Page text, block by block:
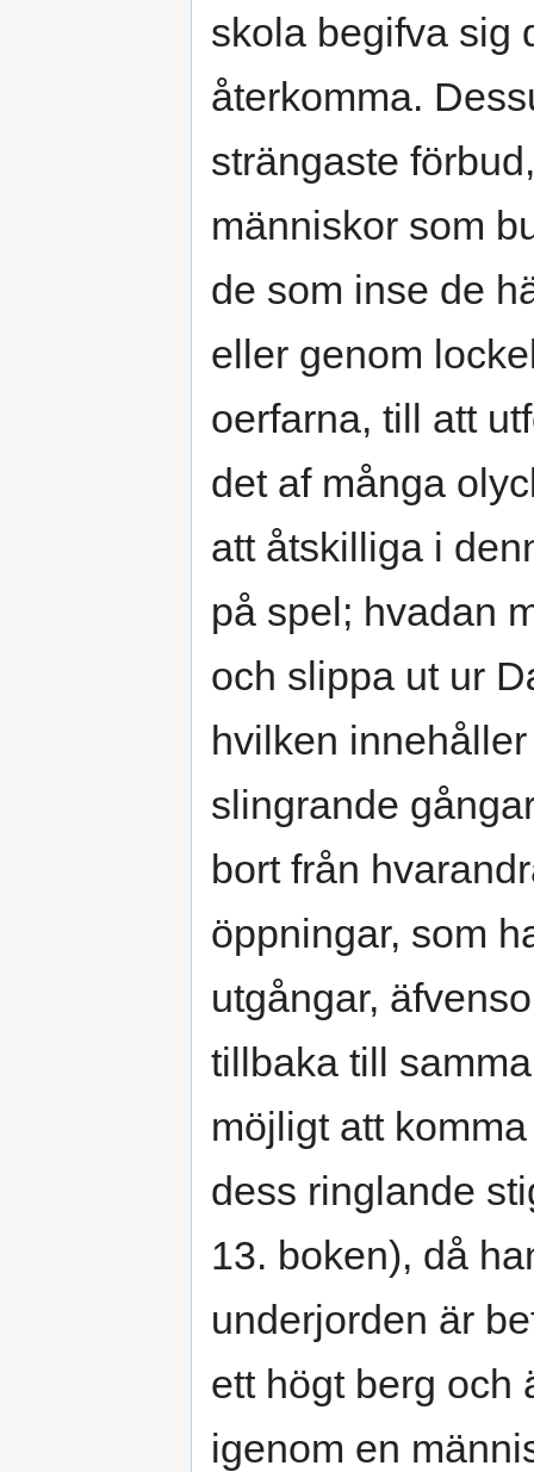
skola begifva sig
återkomma.
strängaste
människor som
de som inse de
eller genom
oerfarna, till att
det af många
att åtskilliga i
på spel; hvadan
och slippa ut ur
hvilken
slingrande
bort från
öppningar, som
utgångar,
tillbaka till
möjligt att
dess ringlande
13. boken), då
underjorden är
ett högt berg och
igenom en